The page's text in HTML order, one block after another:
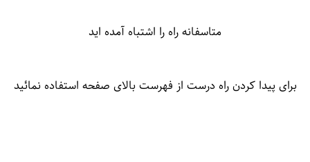
متاسفانه راه را اشتباه آمده اید
برای پیدا کردن راه درست از فهرست بالای صفحه استفاده نمائید